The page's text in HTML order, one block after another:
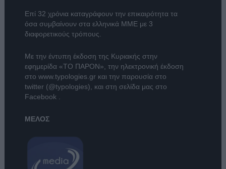
Επί 32 χρόνια καταγράφουν την επικαιρότητα τα
όσα συμβαίνουν στα ελληνικά ΜΜΕ με 3
διαφορετικούς τρόπους.
Με την έντυπη έκδοση της Κυριακής στην
εφημερίδα «ΤΟ ΠΑΡΟΝ» , την ηλεκτρονική έκδοση
στο www.typologies.grκαι την παρουσία στο
twitter (@typologies) , και στη σελίδα μας στο
Facebook
ΜΕΛΟΣ